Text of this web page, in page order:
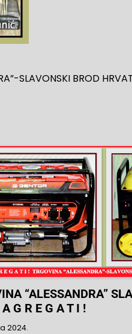
SLAVONSKI BROD
“ALESSANDRA”
G R E G A T I !
2024.